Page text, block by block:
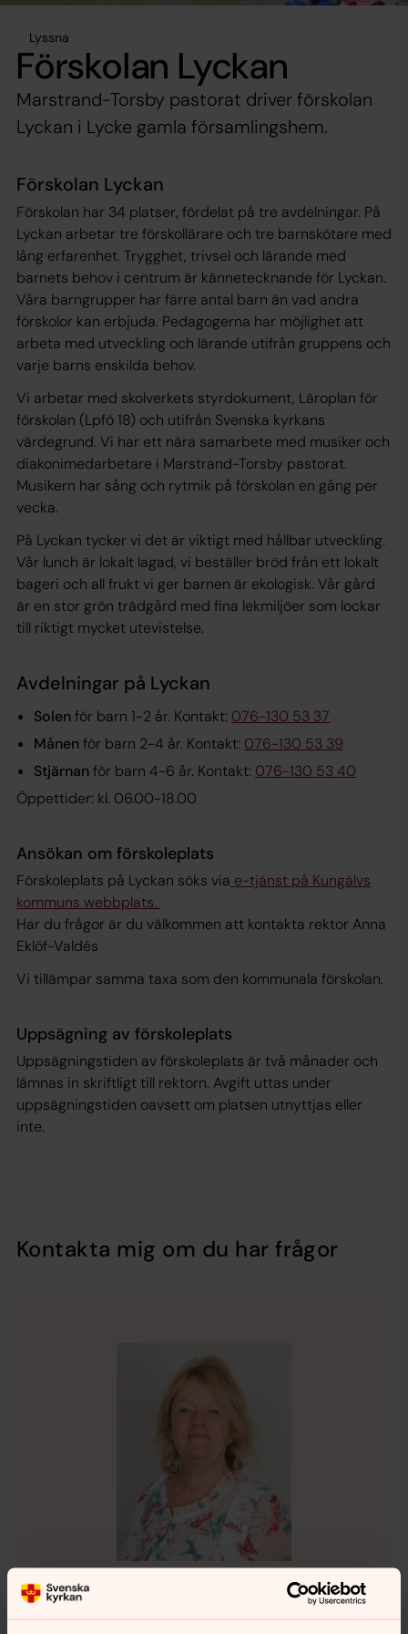
Lyssna
Förskolan Lyckan
Marstrand-Torsby pastorat driver förskolan
Lyckan i Lycke gamla församlingshem.
Förskolan Lyckan
Förskolan har 34 platser, fördelat på tre avdelningar. På
Lyckan arbetar tre förskollärare och tre barnskötare med
lång erfarenhet. Trygghet, trivsel och lärande med
barnets behov i centrum är kännetecknande för Lyckan.
Våra barngrupper har färre antal barn än vad andra
förskolor kan erbjuda. Pedagogerna har möjlighet att
arbeta med utveckling och lärande utifrån gruppens och
varje barns enskilda behov.
Vi arbetar med skolverkets styrdokument, Läroplan för
förskolan (Lpfö 18) och utifrån Svenska kyrkans
värdegrund. Vi har ett nära samarbete med musiker och
diakonimedarbetare i Marstrand-Torsby pastorat.
Musikern har sång och rytmik på förskolan en gång per
vecka.
På Lyckan tycker vi det är viktigt med hållbar utveckling.
Vår lunch är lokalt lagad, vi beställer bröd från ett lokalt
bageri och all frukt vi ger barnen är ekologisk. Vår gård
är en stor grön trädgård med fina lekmiljöer som lockar
till riktigt mycket utevistelse.
Avdelningar på Lyckan
Solenför barn 1-2 år. Kontakt: 076-130 53 37
Månenför barn 2-4 år. Kontakt: 076-130 53 39
Stjärnanför barn 4-6 år. Kontakt: 076-130 53 40
Öppettider: kl. 06.00-18.00
Ansökan om förskoleplats
Förskoleplats på Lyckan söks via e-tjänst på Kungälvs
kommuns webbplats.
Har du frågor är du välkommen att kontakta rektor Anna
Eklöf-Valdés
Vi tillämpar samma taxa som den kommunala förskolan.
Uppsägning av förskoleplats
Uppsägningstiden av förskoleplats är två månader och
lämnas in skriftligt till rektorn. Avgift uttas under
uppsägningstiden oavsett om platsen utnyttjas eller
inte.
Kontakta mig om du har frågor
Anna Eklöf-Valdés